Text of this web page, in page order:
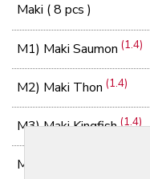
Maki ( 8 pcs )
M1) Maki Saumon(1.4)
M2) Maki Thon(1.4)
M3) Maki Kingfish(1.4)
M4) Maki avocat cheese